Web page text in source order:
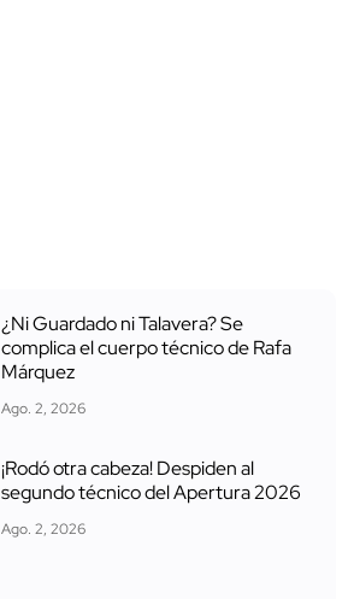
¿Ni Guardado ni Talavera? Se
complica el cuerpo técnico de Rafa
Márquez
Ago. 2, 2026
¡Rodó otra cabeza! Despiden al
segundo técnico del Apertura 2026
Ago. 2, 2026